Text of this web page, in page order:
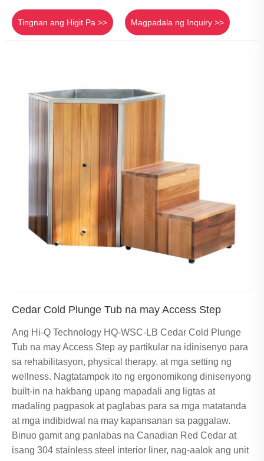
Tingnan ang Higit Pa >> Magpadala ng Inquiry >>
Cedar Cold Plunge Tub na may Access Step
Ang Hi-Q Technology HQ-WSC-LB Cedar Cold Plunge
Tub na may Access Step ay partikular na idinisenyo para
sa rehabilitasyon, physical therapy, at mga setting ng
wellness. Nagtatampok ito ng ergonomikong dinisenyong
built-in na hakbang upang mapadali ang ligtas at
madaling pagpasok at paglabas para sa mga matatanda
at mga indibidwal na may kapansanan sa paggalaw.
Binuo gamit ang panlabas na Canadian Red Cedar at
isang 304 stainless steel interior liner, nag-aalok ang unit